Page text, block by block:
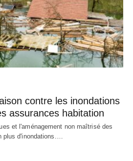
contre les inondations
assurances habitation
et l'aménagement non maîtrisé des
plus d'inondations.…